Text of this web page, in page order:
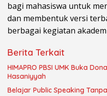
bagi mahasiswa untuk
dan membentuk versi
berbagai kegiatan
Berita Terkait
HIMAPRO PBSI UMK Buka
Hasaniyyah
Belajar Public Speaking